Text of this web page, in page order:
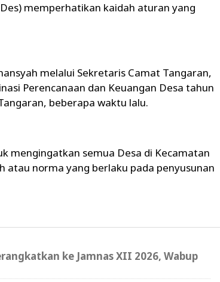
memperhatikan kaidah aturan yang
melalui Sekretaris Camat Tangaran,
Perencanaan dan Keuangan Desa tahun
beberapa waktu lalu.
mengingatkan semua Desa di Kecamatan
norma yang berlaku pada penyusunan
ke Jamnas XII 2026, Wabup